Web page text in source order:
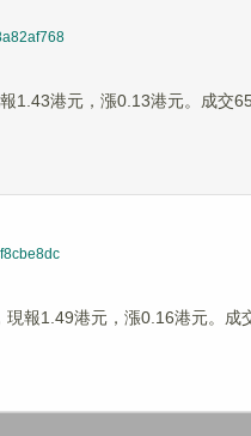
1.43港元，漲0.13港元。成交
報1.49港元，漲0.16港元。成